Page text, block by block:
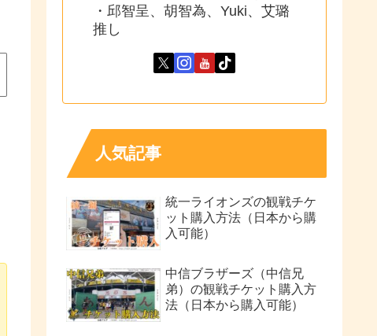
・邱智呈、胡智為、Yuki、艾璐
推し
人気記事
統一ライオンズの観戦チケ
ット購入方法（日本から購
入可能）
中信ブラザーズ（中信兄
弟）の観戦チケット購入方
法（日本から購入可能）